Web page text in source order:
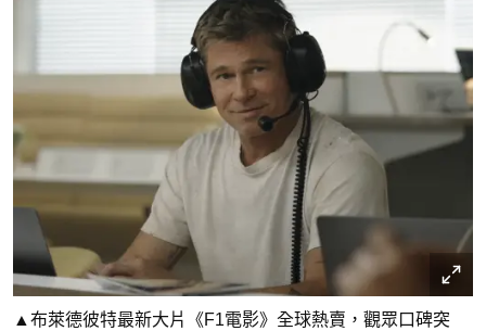
▲布萊德彼特最新大片《F1電影》全球熱賣，觀眾口碑突